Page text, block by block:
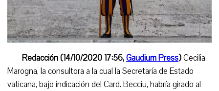
Redacción (14/10/2020 17:56,Gaudium Press)Cecilia
Marogna, la consultora a la cual la Secretaría de Estado
vaticana, bajo indicación del Card. Becciu, habría girado al